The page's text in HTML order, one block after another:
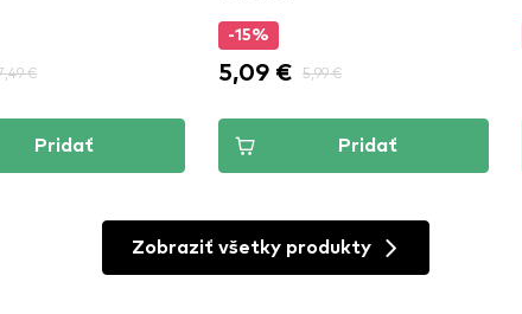
€
Pridať
-15%
5,09 € 5,99 €
Pridať
Zobraziť všetky produkty